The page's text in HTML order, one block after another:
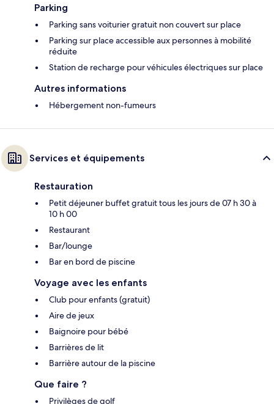
Parking
Parking sans voiturier gratuit non couvert sur place
Parking sur place accessible aux personnes à mobilité
réduite
Station de recharge pour véhicules électriques sur place
Autres informations
Hébergement non-fumeurs
Services et équipements
Restauration
Petit déjeuner buffet gratuit tous les jours de 07 h 30 à
10 h 00
Restaurant
Bar/lounge
Bar en bord de piscine
Voyage avec les enfants
Club pour enfants (gratuit)
Aire de jeux
Baignoire pour bébé
Barrières de lit
Barrière autour de la piscine
Que faire ?
Privilèges de golf